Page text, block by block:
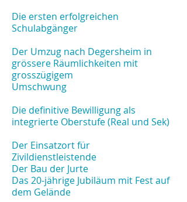
Die ersten erfolgreichen
Schulabgänger
Der Umzug nach Degersheim in
grössere Räumlichkeiten mit
grosszügigem
Umschwung
Die definitive Bewilligung als
integrierte Oberstufe (Real und Sek)
Der Einsatzort für
Zivildienstleistende
Der Bau der Jurte
Das 20-jährige Jubiläum mit Fest auf
dem Gelände